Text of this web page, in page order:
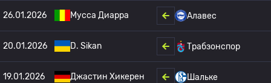
26.01.2026 Мусса Диарра Алавес
20.01.2026 D. Sikan Трабзонспор
19.01.2026 Джастин Хикерен Шальке